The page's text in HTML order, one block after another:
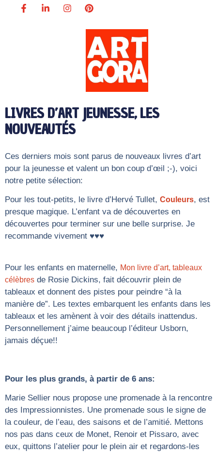
LIVRES D’ART JEUNESSE, LES
NOUVEAUTÉS
Ces derniers mois sont parus de nouveaux livres d’art
pour la jeunesse et valent un bon coup d’œil ;-), voici
notre petite sélection:
Pour les tout-petits, le livre d’Hervé Tullet, Couleurs, est
presque magique. L’enfant va de découvertes en
découvertes pour terminer sur une belle surprise. Je
recommande vivement ♥♥♥
Pour les enfants en maternelle, Mon livre d’art, tableaux
célèbres de Rosie Dickins, fait découvrir plein de
tableaux et donnent des pistes pour peindre “à la
manière de”. Les textes embarquent les enfants dans les
tableaux et les amènent à voir des détails inattendus.
Personnellement j’aime beaucoup l’éditeur Usborn,
jamais déçue!!
Pour les plus grands, à partir de 6 ans:
Marie Sellier nous propose une promenade à la rencontre
des Impressionnistes. Une promenade sous le signe de
la couleur, de l’eau, des saisons et de l’amitié. Mettons
nos pas dans ceux de Monet, Renoir et Pissaro, avec
eux, quittons l’atelier pour le plein air et regardons-les